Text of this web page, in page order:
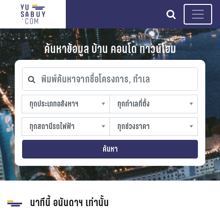
search
ค้นหาข้อมูล บ้าน คอนโด ทาวน์โฮม
พิมพ์ค้นหาจากชื่อโครงการ, ทำเล
ทุกประเภทอสังหาฯ
ทุกประเภทอสังหาฯ
sproperty
ทุกทำเลที่ตั้ง
ทุกทำเลที่ตั้ง
slocation
ทุกสถานีรถไฟฟ้า
ทุกสถานีรถไฟฟ้า
strain-station
ทุกช่วงราคา
ทุกช่วงราคา
sprice
ค้นหา
นาทีนี้ อนันดาฯ เท่านั้น